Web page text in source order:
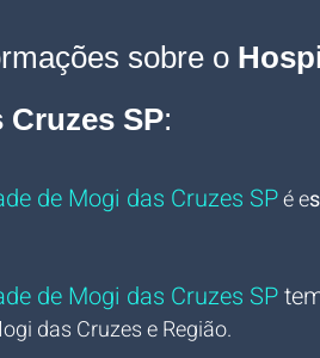
sobre o
SP:
de Mogi das Cruzes SPé e
de Mogi das Cruzes SP
das Cruzes e Região.